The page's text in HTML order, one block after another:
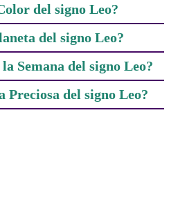
del signo Leo?
del signo Leo?
Semana del signo Leo?
Preciosa del signo Leo?